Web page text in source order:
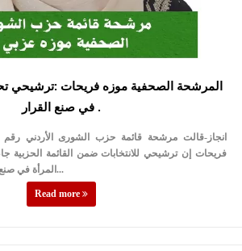
المرشحة الصحفية موزه فريحات :ترشيحي
في صنع القرار .
فريحات إن ترشيحي للانتخابات ضمن القائمة الحزبية
المرأة في صنع القرار. واشارت إلى أهمية...
Read more